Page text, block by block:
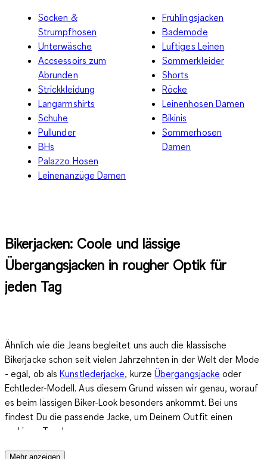
Socken &
Strumpfhosen
Unterwäsche
Accsessoirs zum
Abrunden
Strickkleidung
Langarmshirts
Schuhe
Pullunder
BHs
Palazzo Hosen
Leinenanzüge Damen
Frühlingsjacken
Bademode
Luftiges Leinen
Sommerkleider
Shorts
Röcke
Leinenhosen Damen
Bikinis
Sommerhosen
Damen
Bikerjacken: Coole und lässige
Übergangsjacken in rougher Optik für
jeden Tag
Ähnlich wie die Jeans begleitet uns auch die klassische
Bikerjacke schon seit vielen Jahrzehnten in der Welt der Mode
- egal, ob alsKunstlederjacke, kurzeÜbergangsjacke oder
Echtleder-Modell. Aus diesem Grund wissen wir genau, worauf
es beim lässigen Biker-Look besonders ankommt. Bei uns
findest Du die passende Jacke, um Deinem Outfit einen
rockigen Touch zu verpassen.
Mehr anzeigen